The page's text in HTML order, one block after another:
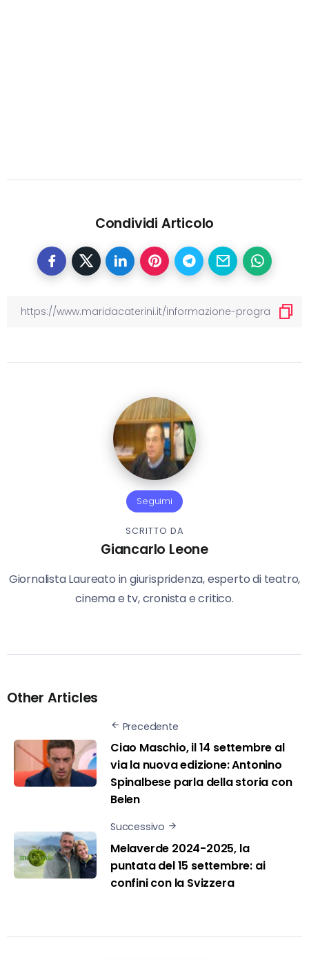
Condividi Articolo
Seguimi
SCRITTO DA
Giancarlo Leone
Giornalista Laureato in giurispridenza, esperto di teatro,
cinema e tv, cronista e critico.
Other Articles
Precedente
Ciao Maschio, il 14 settembre al
via la nuova edizione: Antonino
Spinalbese parla della storia con
Belen
Successivo
Melaverde 2024-2025, la
puntata del 15 settembre: ai
confini con la Svizzera